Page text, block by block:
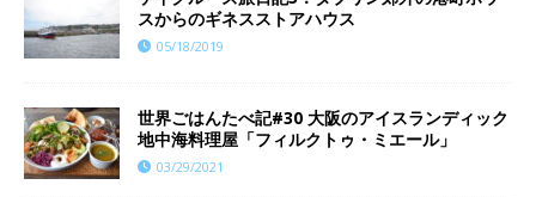
スからのギネスストアハウス
05/18/2019
世界ごはんたべ記#30 大阪のアイスランディック
地中海料理屋「フィルクトゥ・ミエール」
03/29/2021